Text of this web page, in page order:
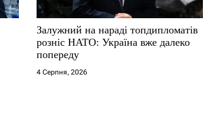
Залужний на нараді топдипломатів
розніс НАТО: Україна вже далеко
попереду
4 Серпня, 2026